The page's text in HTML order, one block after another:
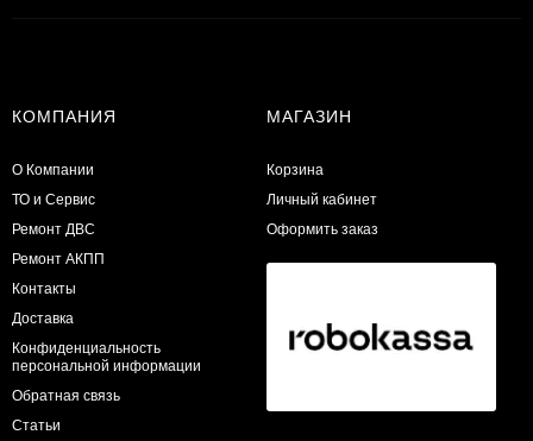
КОМПАНИЯ
О Компании
ТО и Сервис
​Ремонт ДВС
Ремонт АКПП
Контакты
Доставка
Конфиденциальность
персональной информации
Обратная связь
Статьи
МАГАЗИН
Корзина
Личный кабинет
Оформить заказ